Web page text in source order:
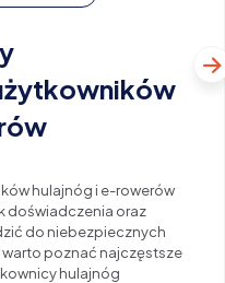
hulajnóg i e-rowerów
doświadczenia oraz
do niebezpiecznych
poznać najczęstsze
hulajnóg